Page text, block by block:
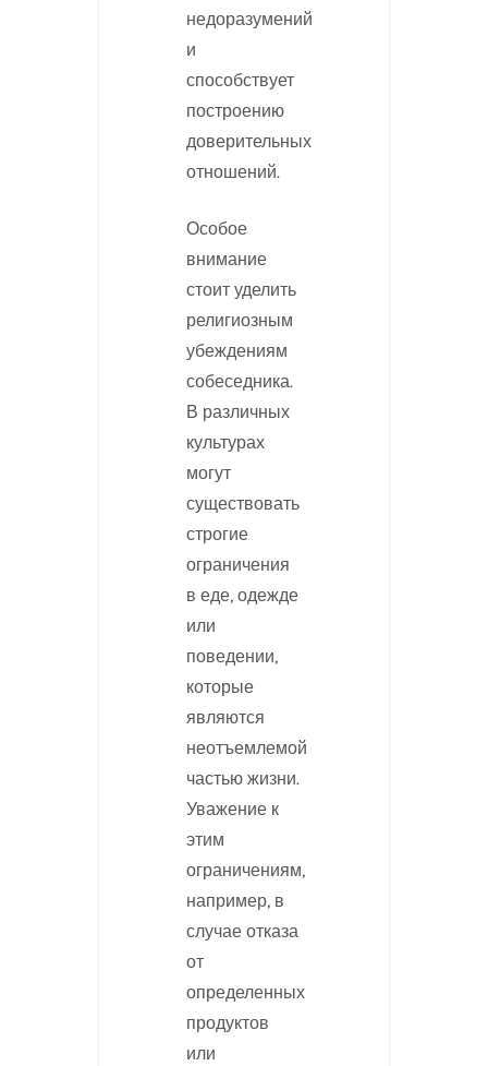
недоразумений
и
способствует
построению
доверительных
отношений.
Особое
внимание
стоит уделить
религиозным
убеждениям
собеседника.
В различных
культурах
могут
существовать
строгие
ограничения
в еде, одежде
или
поведении,
которые
являются
неотъемлемой
частью жизни.
Уважение к
этим
ограничениям,
например, в
случае отказа
от
определенных
продуктов
или